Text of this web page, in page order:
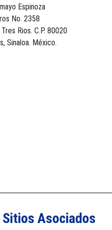
Espinoza
No. 2358
Rios. C.P. 80020
Sinaloa. México.
Sitios Asociados